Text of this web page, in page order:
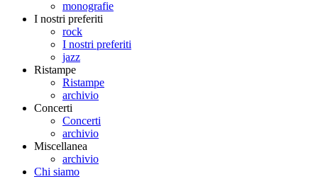
monografie
I nostri preferiti
rock
I nostri preferiti
jazz
Ristampe
Ristampe
archivio
Concerti
Concerti
archivio
Miscellanea
archivio
Chi siamo